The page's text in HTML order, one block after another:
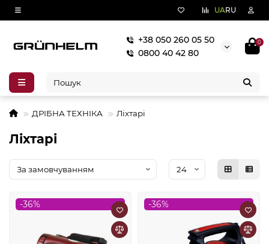
UARU
+38 050 260 05 50
0800 40 42 80
0
ДРІБНА ТЕХНІКА Ліхтарі
Ліхтарі
-36% -36%